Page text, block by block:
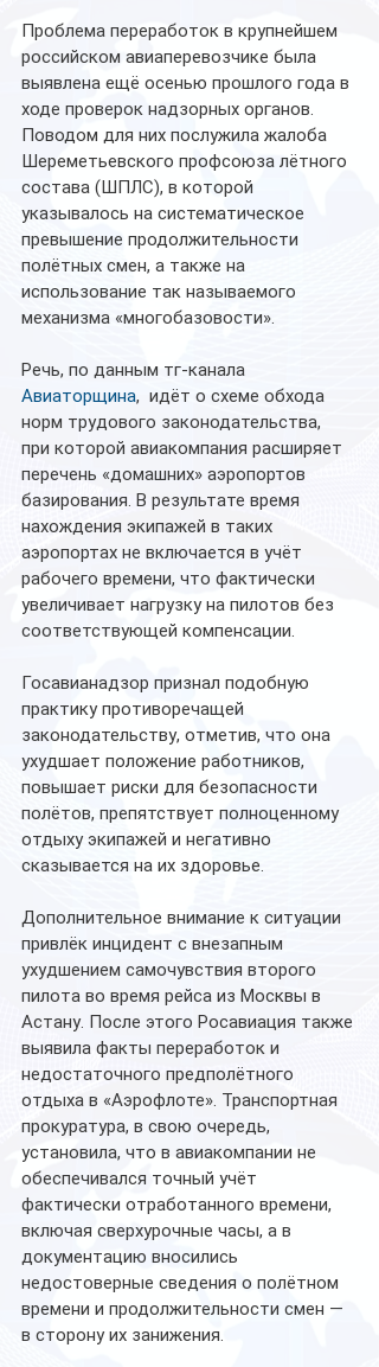
Проблема переработок в крупнейшем
российском авиаперевозчике была
выявлена ещё осенью прошлого года в
ходе проверок надзорных органов.
Поводом для них послужила жалоба
Шереметьевского профсоюза лётного
состава (ШПЛС), в которой
указывалось на систематическое
превышение продолжительности
полётных смен, а также на
использование так называемого
механизма «многобазовости».
Речь, по данным тг-канала
Авиаторщина,  идёт о схеме обхода
норм трудового законодательства,
при которой авиакомпания расширяет
перечень «домашних» аэропортов
базирования. В результате время
нахождения экипажей в таких
аэропортах не включается в учёт
рабочего времени, что фактически
увеличивает нагрузку на пилотов без
соответствующей компенсации.
Госавианадзор признал подобную
практику противоречащей
законодательству, отметив, что она
ухудшает положение работников,
повышает риски для безопасности
полётов, препятствует полноценному
отдыху экипажей и негативно
сказывается на их здоровье.
Дополнительное внимание к ситуации
привлёк инцидент с внезапным
ухудшением самочувствия второго
пилота во время рейса из Москвы в
Астану. После этого Росавиация также
выявила факты переработок и
недостаточного предполётного
отдыха в «Аэрофлоте». Транспортная
прокуратура, в свою очередь,
установила, что в авиакомпании не
обеспечивался точный учёт
фактически отработанного времени,
включая сверхурочные часы, а в
документацию вносились
недостоверные сведения о полётном
времени и продолжительности смен —
в сторону их занижения.